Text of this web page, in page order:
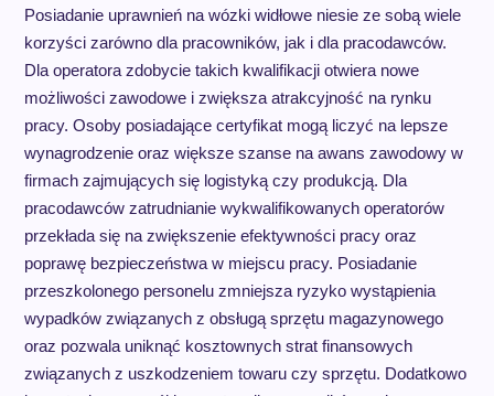
Posiadanie uprawnień na wózki widłowe niesie ze sobą wiele
korzyści zarówno dla pracowników, jak i dla pracodawców.
Dla operatora zdobycie takich kwalifikacji otwiera nowe
możliwości zawodowe i zwiększa atrakcyjność na rynku
pracy. Osoby posiadające certyfikat mogą liczyć na lepsze
wynagrodzenie oraz większe szanse na awans zawodowy w
firmach zajmujących się logistyką czy produkcją. Dla
pracodawców zatrudnianie wykwalifikowanych operatorów
przekłada się na zwiększenie efektywności pracy oraz
poprawę bezpieczeństwa w miejscu pracy. Posiadanie
przeszkolonego personelu zmniejsza ryzyko wystąpienia
wypadków związanych z obsługą sprzętu magazynowego
oraz pozwala uniknąć kosztownych strat finansowych
związanych z uszkodzeniem towaru czy sprzętu. Dodatkowo